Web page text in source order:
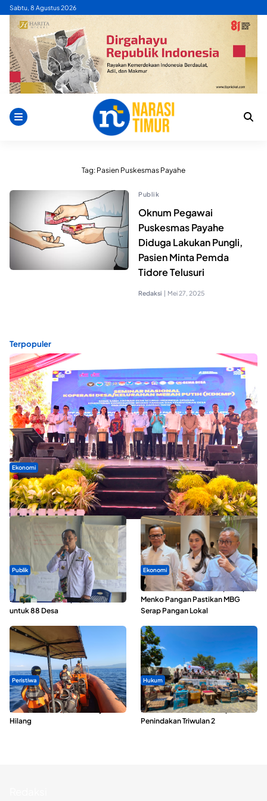
Skip
content
Sabtu, 8 Agustus 2026
Tag: Pasien Puskesmas Payahe
Publik
Oknum Pegawai
Puskesmas Payahe
Diduga Lakukan Pungli,
Pasien Minta Pemda
Tidore Telusuri
Redaksi | Mei 27, 2025
Terpopuler
Ekonomi
Seminar di Ternate, Mendes Perkuat Sinergi Percepatan
Kopdes Merah Putih
Publik
ABDESI Morotai Apresiasi
Penyaluran ADD Rp3,13 Miliar
untuk 88 Desa
Ekonomi
SPPG di Maluku Utara Dipercepat,
Menko Pangan Pastikan MBG
Serap Pangan Lokal
Peristiwa
Dua Longboat Bertabrakan di
Perairan Taliabu, Satu Nelayan
Hilang
Hukum
Polda Maluku Utara Musnahkan
Ribuan Liter Miras Hasil Operasi
Penindakan Triwulan 2